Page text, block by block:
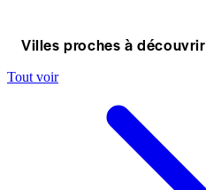
Villes proches à découvrir
Tout voir